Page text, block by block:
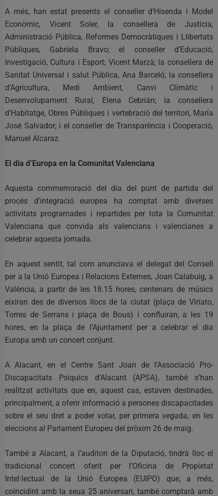
A més, han estat presents el conseller d’Hisenda i Model
Econòmic, Vicent Soler, la consellera de Justícia,
Administració Pública, Reformes Democràtiques i Llibertats
Públiques, Gabriela Bravo; el conseller d’Educació,
Investigació, Cultura i Esport; Vicent Marzà; la consellera de
Sanitat Universal i salut Pública, Ana Barceló; la consellera
d’Agricultura, Medi Ambient, Canvi Climàtic i
Desenvolupament Rural, Elena Cebrián; la consellera
d’Habitatge, Obres Públiques i vertebració del territori, María
José Salvador; i el conseller de Transparència i Cooperació,
Manuel Alcaraz.
El dia d’Europa en la Comunitat Valenciana
Aquesta commemoració del dia del punt de partida del
procés d’integració europea ha comptat amb diverses
activitats programades i repartides per tota la Comunitat
Valenciana que convida als valencians i valencianes a
celebrar aquesta jornada.
En aquest sentit, tal com anunciava el delegat del Consell
per a la Unió Europea i Relacions Externes, Joan Calabuig, a
València, a partir de les 18.15 hores, centenars de músics
eixiran des de diversos llocs de la ciutat (plaça de Viriato,
Torres de Serrans i plaça de Bous) i confluiran, a les 19
hores, en la plaça de l’Ajuntament per a celebrar el dia
Europa amb un concert conjunt.
A Alacant, en el Centre Sant Joan de l’Associació Pro-
Discapacitats Psíquics d’Alacant (APSA), també s’han
realitzat activitats que en, aquest cas, estaven destinades,
principalment, a oferir informació a persones discapacitades
sobre el seu dret a poder votar, per primera vegada, en les
eleccions al Parlament Europeu del pròxim 26 de maig.
També a Alacant, a l’auditori de la Diputació, tindrà lloc el
tradicional concert oferit per l’Oficina de Propietat
Intel·lectual de la Unió Europea (EUIPO) que, a més,
coincidint amb la seua 25 aniversari, també comptarà amb